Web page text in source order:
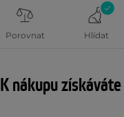
Porovnat Hlídat
K nákupu získáváte